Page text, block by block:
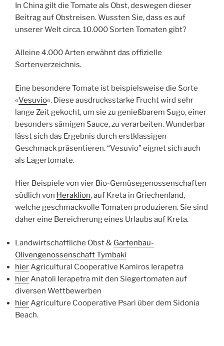
In China gilt die Tomate als Obst, deswegen dieser
Beitrag auf Obstreisen. Wussten Sie, dass es auf
unserer Welt circa. 10.000 Sorten Tomaten gibt?
Alleine 4.000 Arten erwähnt das offizielle
Sortenverzeichnis.
Eine besondere Tomate ist beispielsweise die Sorte
«Vesuvio«. Diese ausdrucksstarke Frucht wird sehr
lange Zeit gekocht, um sie zu genießbarem Sugo, einer
besonders sämigen Sauce, zu verarbeiten. Wunderbar
lässt sich das Ergebnis durch erstklassigen
Geschmack präsentieren. “Vesuvio” eignet sich auch
als Lagertomate.
Hier Beispiele von vier Bio-Gemüsegenossenschaften
südlich von Heraklion, auf Kreta in Griechenland,
welche geschmackvolle Tomaten produzieren. Sie sind
daher eine Bereicherung eines Urlaubs auf Kreta.
Landwirtschaftliche Obst & Gartenbau-
Olivengenossenschaft Tymbaki
hierAgricultural Cooperative Kamiros Ierapetra
hierAnatoli Ierapetra mit den Siegertomaten auf
diversen Wettbewerben
hierAgriculture Cooperative Psari über dem Sidonia
Beach.